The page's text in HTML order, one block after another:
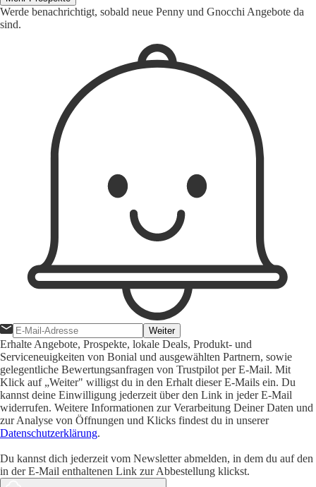
Werde benachrichtigt, sobald neue Penny und Gnocchi Angebote da
sind.
Weiter
Erhalte Angebote, Prospekte, lokale Deals, Produkt- und
Serviceneuigkeiten von Bonial und ausgewählten Partnern, sowie
gelegentliche Bewertungsanfragen von Trustpilot per E-Mail. Mit
Klick auf „Weiter" willigst du in den Erhalt dieser E-Mails ein. Du
kannst deine Einwilligung jederzeit über den Link in jeder E-Mail
widerrufen. Weitere Informationen zur Verarbeitung Deiner Daten und
zur Analyse von Öffnungen und Klicks findest du in unserer
Datenschutzerklärung.
Du kannst dich jederzeit vom Newsletter abmelden, in dem du auf den
in der E-Mail enthaltenen Link zur Abbestellung klickst.